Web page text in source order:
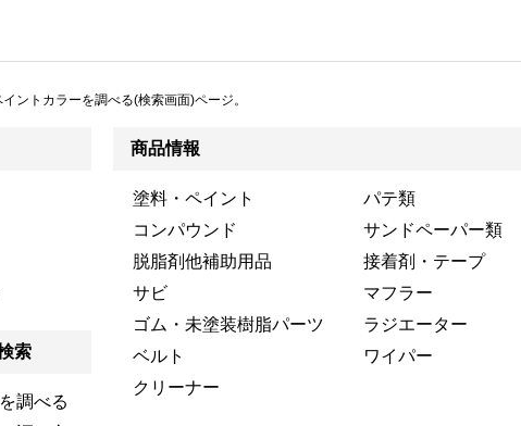
イントカラーを調べる(検索画面)ページ。
索
調べる
商品情報
塗料・ペイント
パテ類
コンパウンド
サンドペーパー類
脱脂剤他補助用品
接着剤・テープ
サビ
マフラー
ゴム・未塗装樹脂パーツ
ラジエーター
ベルト
ワイパー
クリーナー